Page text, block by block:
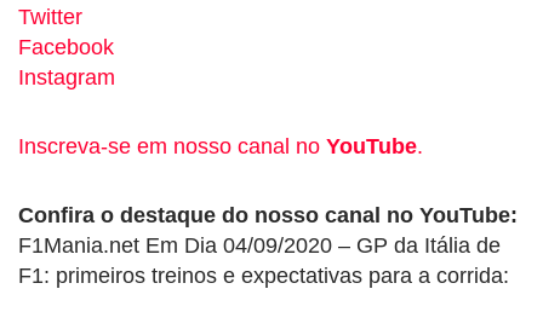
Twitter
Facebook
Instagram
Inscreva-se em nosso canal no YouTube.
Confira o destaque do nosso canal no YouTube:
F1Mania.net Em Dia 04/09/2020 – GP da Itália de
F1: primeiros treinos e expectativas para a corrida: